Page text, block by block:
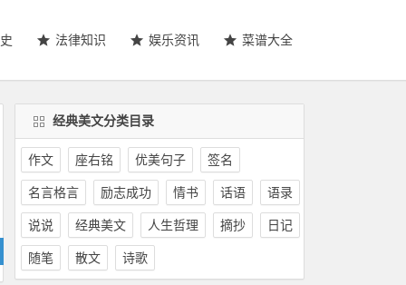
法律知识 娱乐资讯 菜谱大全
经典美文分类目录
作文 座右铭 优美句子 签名
名言格言 励志成功 情书 话语 语录
说说 经典美文 人生哲理 摘抄 日记
随笔 散文 诗歌